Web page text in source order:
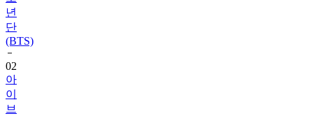
년
단
(BTS)
02
아
이
브